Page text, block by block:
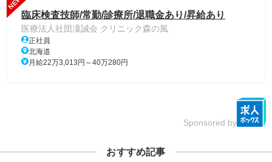
臨床検査技師/常勤/診療所/退職金あり/昇給あり
医療法人社団凜誠会 クリニック森の風
正社員
北海道
月給22万3,013円～40万280円
Sponsored by
おすすめ記事